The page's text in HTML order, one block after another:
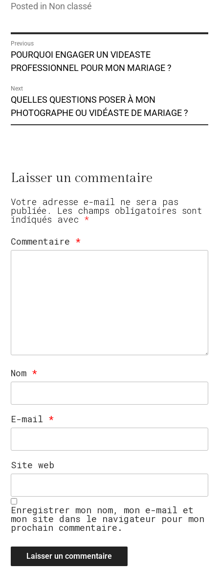
Posted in Non classé
Previous
POURQUOI ENGAGER UN VIDEASTE
PROFESSIONNEL POUR MON MARIAGE ?
Next
QUELLES QUESTIONS POSER À MON
PHOTOGRAPHE OU VIDÉASTE DE MARIAGE ?
Laisser un commentaire
Votre adresse e-mail ne sera pas
publiée. Les champs obligatoires sont
indiqués avec *
Commentaire *
Nom *
E-mail *
Site web
Enregistrer mon nom, mon e-mail et
mon site dans le navigateur pour mon
prochain commentaire.